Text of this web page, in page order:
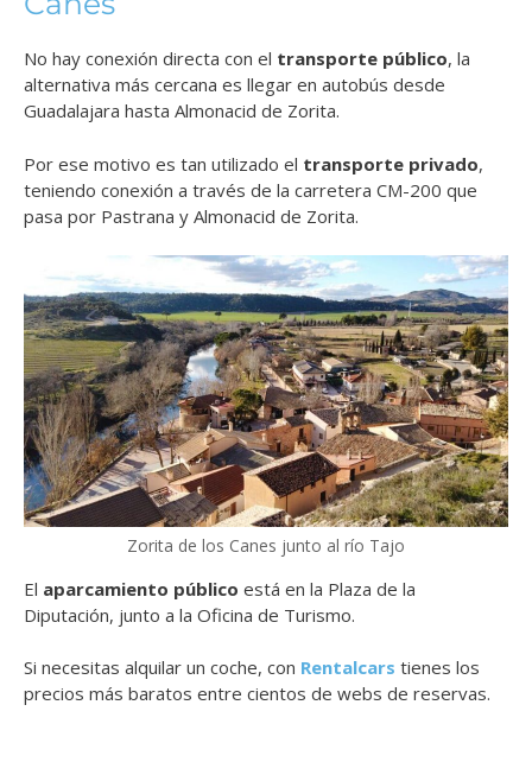
No hay conexión directa con el transporte público, la
alternativa más cercana es llegar en autobús desde
Guadalajara hasta Almonacid de Zorita.
Por ese motivo es tan utilizado el transporte privado,
teniendo conexión a través de la carretera CM-200 que
pasa por Pastrana y Almonacid de Zorita.
Zorita de los Canes junto al río Tajo
El aparcamiento público está en la Plaza de la
Diputación, junto a la Oficina de Turismo.
Si necesitas alquilar un coche, con Rentalcars tienes los
precios más baratos entre cientos de webs de reservas.